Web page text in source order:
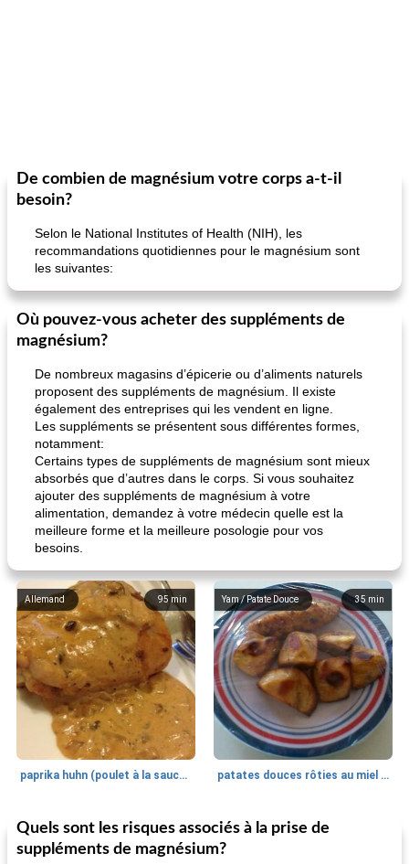
De combien de magnésium votre corps a-t-il
besoin?
Selon le National Institutes of Health (NIH), les
recommandations quotidiennes pour le magnésium sont
les suivantes:
Où pouvez-vous acheter des suppléments de
magnésium?
De nombreux magasins d’épicerie ou d’aliments naturels
proposent des suppléments de magnésium. Il existe
également des entreprises qui les vendent en ligne.
Les suppléments se présentent sous différentes formes,
notamment:
Certains types de suppléments de magnésium sont mieux
absorbés que d’autres dans le corps. Si vous souhaitez
ajouter des suppléments de magnésium à votre
alimentation, demandez à votre médecin quelle est la
meilleure forme et la meilleure posologie pour vos
besoins.
95 min
Allemand
paprika huhn (poulet à la sauce paprika).
35 min
Yam / Patate Douce
patates douces rôties au miel / kumara
25min
Petit déjeuner et brunch Viande et volaille
Quels sont les risques associés à la prise de
suppléments de magnésium?